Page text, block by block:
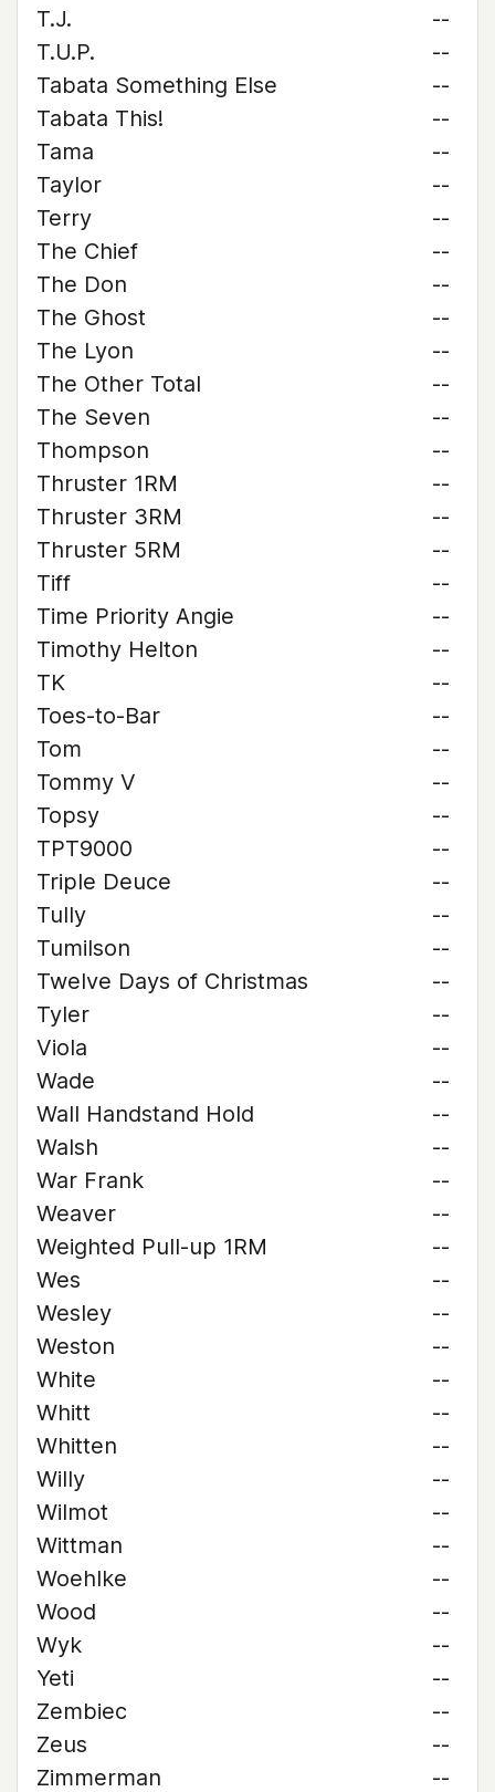
T.J.
--
T.U.P.
--
Tabata Something Else
--
Tabata This!
--
Tama
--
Taylor
--
Terry
--
The Chief
--
The Don
--
The Ghost
--
The Lyon
--
The Other Total
--
The Seven
--
Thompson
--
Thruster 1RM
--
Thruster 3RM
--
Thruster 5RM
--
Tiff
--
Time Priority Angie
--
Timothy Helton
--
TK
--
Toes-to-Bar
--
Tom
--
Tommy V
--
Topsy
--
TPT9000
--
Triple Deuce
--
Tully
--
Tumilson
--
Twelve Days of Christmas
--
Tyler
--
Viola
--
Wade
--
Wall Handstand Hold
--
Walsh
--
War Frank
--
Weaver
--
Weighted Pull-up 1RM
--
Wes
--
Wesley
--
Weston
--
White
--
Whitt
--
Whitten
--
Willy
--
Wilmot
--
Wittman
--
Woehlke
--
Wood
--
Wyk
--
Yeti
--
Zembiec
--
Zeus
--
Zimmerman
--